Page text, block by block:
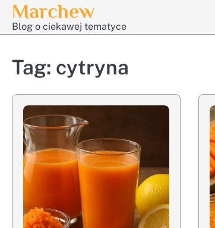
Skip
content
Marchew
Blog o ciekawej tematyce
Tag: cytryna